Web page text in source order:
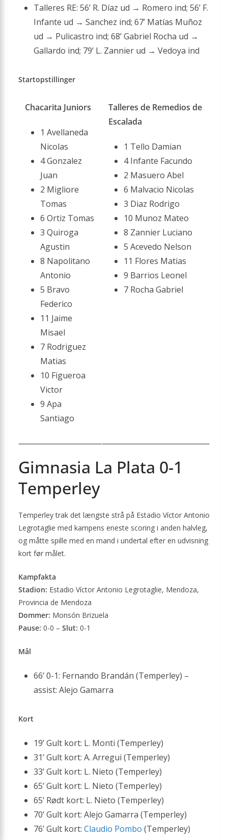
Talleres RE: 56’ R. Díaz ud → Romero ind; 56’ F.
Infante ud → Sanchez ind; 67’ Matías Muñoz
ud → Pulicastro ind; 68’ Gabriel Rocha ud →
Gallardo ind; 79’ L. Zannier ud → Vedoya ind
Startopstillinger
Chacarita Juniors
1 Avellaneda
Nicolas
4 Gonzalez
Juan
2 Migliore
Tomas
6 Ortiz Tomas
3 Quiroga
Agustin
8 Napolitano
Antonio
5 Bravo
Federico
11 Jaime
Misael
7 Rodriguez
Matias
10 Figueroa
Victor
9 Apa
Santiago
Talleres de Remedios de
Escalada
1 Tello Damian
4 Infante Facundo
2 Masuero Abel
6 Malvacio Nicolas
3 Diaz Rodrigo
10 Munoz Mateo
8 Zannier Luciano
5 Acevedo Nelson
11 Flores Matias
9 Barrios Leonel
7 Rocha Gabriel
Gimnasia La Plata 0-1
Temperley
Temperley trak det længste strå på Estadio Víctor Antonio
Legrotaglie med kampens eneste scoring i anden halvleg,
og måtte spille med en mand i undertal efter en udvisning
kort før målet.
Kampfakta
Stadion: Estadio Víctor Antonio Legrotaglie, Mendoza,
Provincia de Mendoza
Dommer: Monsón Brizuela
Pause: 0-0 – Slut: 0-1
Mål
66’ 0-1: Fernando Brandán (Temperley) –
assist: Alejo Gamarra
Kort
19’ Gult kort: L. Monti (Temperley)
31’ Gult kort: A. Arregui (Temperley)
33’ Gult kort: L. Nieto (Temperley)
65’ Gult kort: L. Nieto (Temperley)
65’ Rødt kort: L. Nieto (Temperley)
70’ Gult kort: Alejo Gamarra (Temperley)
76’ Gult kort: Claudio Pombo (Temperley)